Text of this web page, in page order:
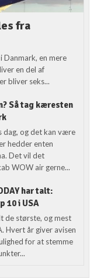
fra
Danmark, en mere
en del af
bliver seks...
Så tag kæresten
dag, og det kan være
hedder enten
Det vil det
WOW air gerne...
har talt:
10 i USA
de største, og mest
Hvert år giver avisen
for at stemme